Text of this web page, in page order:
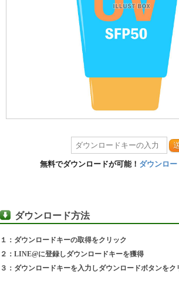
無料でダウンロードが可能！ ダウンロ
ダウンロード方法
１：ダウンロードキーの取得をクリック
２：LINE@に登録しダウンロードキーを獲得
３：ダウンロードキーを入力しダウンロードボタンをク